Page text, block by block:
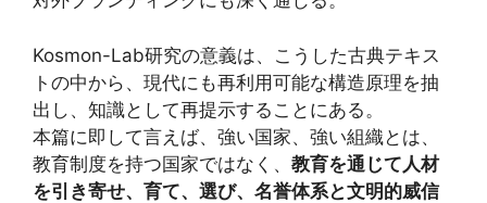
Kosmon-Lab研究の意義は、こうした古典テキス
トの中から、現代にも再利用可能な構造原理を抽
出し、知識として再提示することにある。
本篇に即して言えば、強い国家、強い組織とは、
教育制度を持つ国家ではなく、 教育を通じて人材
を引き寄せ、育て、選び、名誉体系と文明的威信